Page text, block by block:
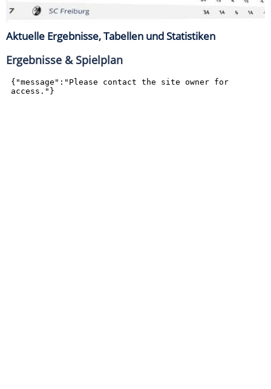
Aktuelle Ergebnisse, Tabellen und Statistiken
Ergebnisse & Spielplan